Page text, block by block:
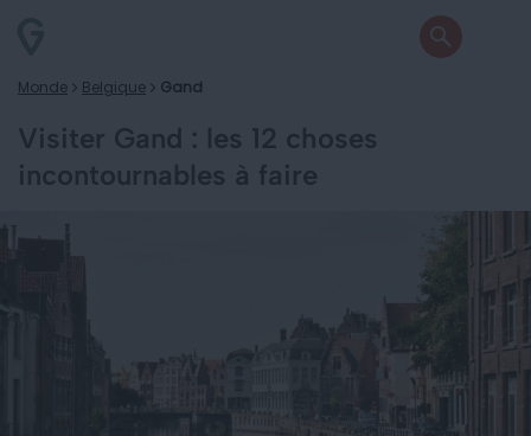
Monde Belgique Gand
Visiter Gand : les 12 choses
incontournables à faire